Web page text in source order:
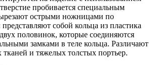
пробивается специальным
острыми ножницами по
собой кольца из пластика
половинок, которые соединяются
замками в теле кольца. Различают
и тяжелых толстых портьер.